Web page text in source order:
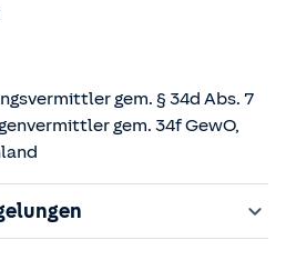
gem. § 34d Abs. 7
gem. 34f GewO,